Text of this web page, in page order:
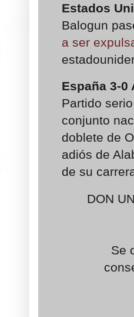
Estados
Balogun
a ser
España 3-0
Partido
conjunto
doblete de
adiós de
de su
DON
Se